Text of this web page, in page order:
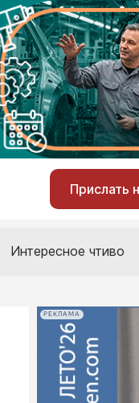
Прислать
Интересное чтиво
РЕКЛАМА